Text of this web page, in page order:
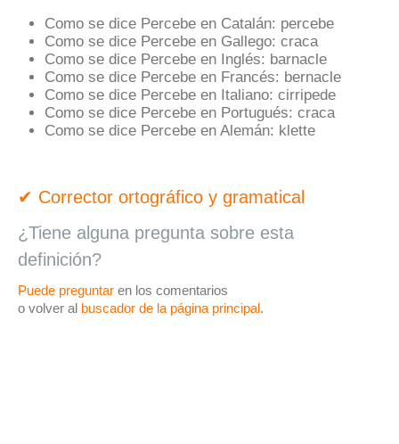
Como se dice Percebe en Catalán: percebe
Como se dice Percebe en Gallego: craca
Como se dice Percebe en Inglés: barnacle
Como se dice Percebe en Francés: bernacle
Como se dice Percebe en Italiano: cirripede
Como se dice Percebe en Portugués: craca
Como se dice Percebe en Alemán: klette
✔ Corrector ortográfico y gramatical
¿Tiene alguna pregunta sobre esta
definición?
Puede preguntar en los comentarios
o volver al buscador de la página principal.